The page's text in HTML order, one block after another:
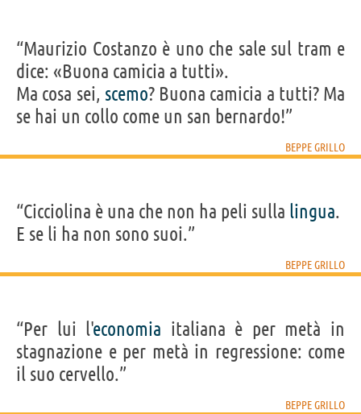
“Maurizio Costanzo è uno che sale sul tram e
dice: «Buona camicia a tutti».
Ma cosa sei, scemo? Buona camicia a tutti? Ma
se hai un collo come un san bernardo!”
BEPPE GRILLO
“Cicciolina è una che non ha peli sulla lingua.
E se li ha non sono suoi.”
BEPPE GRILLO
“Per lui l'economia italiana è per metà in
stagnazione e per metà in regressione: come
il suo cervello.”
BEPPE GRILLO